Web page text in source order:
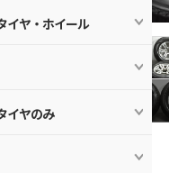
イヤ・ホイール
イヤのみ